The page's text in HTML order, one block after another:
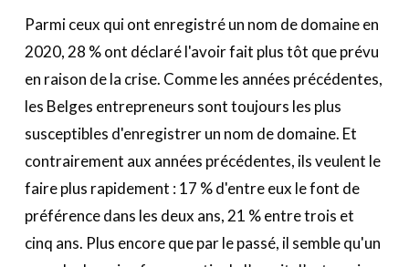
Parmi ceux qui ont enregistré un nom de domaine en
2020, 28 % ont déclaré l'avoir fait plus tôt que prévu
en raison de la crise. Comme les années précédentes,
les Belges entrepreneurs sont toujours les plus
susceptibles d'enregistrer un nom de domaine. Et
contrairement aux années précédentes, ils veulent le
faire plus rapidement : 17 % d'entre eux le font de
préférence dans les deux ans, 21 % entre trois et
cinq ans. Plus encore que par le passé, il semble qu'un